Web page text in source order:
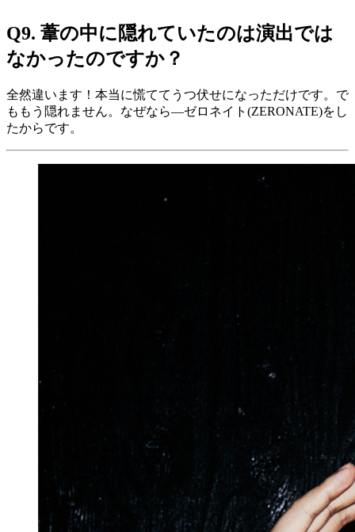
Q9. 葦の中に隠れていたのは演出では
なかったのですか？
全然違います！本当に慌ててうつ伏せになっただけです。で
ももう隠れません。なぜなら—ゼロネイト(ZERONATE)をし
たからです。